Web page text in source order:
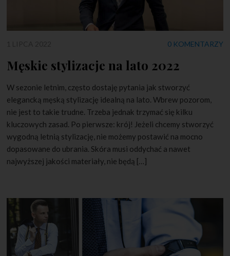
0 KOMENTARZY
Męskie stylizacje na lato 2022
W sezonie letnim, często dostaję pytania jak stworzyć
elegancką męską stylizację idealną na lato. Wbrew pozorom,
nie jest to takie trudne. Trzeba jednak trzymać się kilku
kluczowych zasad. Po pierwsze: krój! Jeżeli chcemy stworzyć
wygodną letnią stylizację, nie możemy postawić na mocno
dopasowane do ubrania. Skóra musi oddychać a nawet
najwyższej jakości materiały, nie będą […]